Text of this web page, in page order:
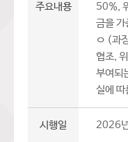
주요내용
50%,
금을 가
ㅇ (과
협조,
부여되
실에 따
시행일 2026